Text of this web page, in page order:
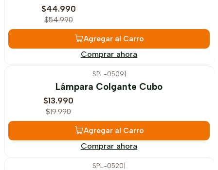
$44.990
$54.990
Agregar al Carro
Comprar ahora
SPL-0509
Lámpara Colgante Cubo
$13.990
$19.990
Agregar al Carro
Comprar ahora
SPL-0520